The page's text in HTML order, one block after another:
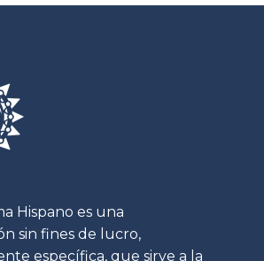
Hispano es una
sin fines de lucro,
específica, que sirve a la